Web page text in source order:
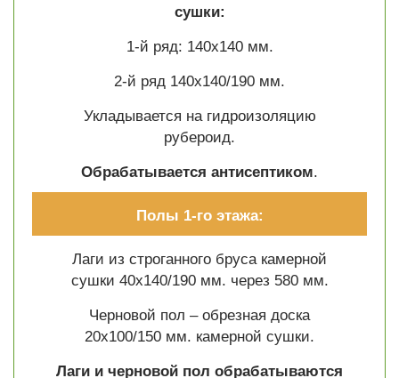
сушки:
1-й ряд: 140х140 мм.
2-й ряд 140х140/190 мм.
Укладывается на гидроизоляцию
рубероид.
Обрабатывается антисептиком.
Полы 1-го этажа:
Лаги из строганного бруса камерной
сушки 40х140/190 мм. через 580 мм.
Черновой пол – обрезная доска
20х100/150 мм. камерной сушки.
Лаги и черновой пол обрабатываются